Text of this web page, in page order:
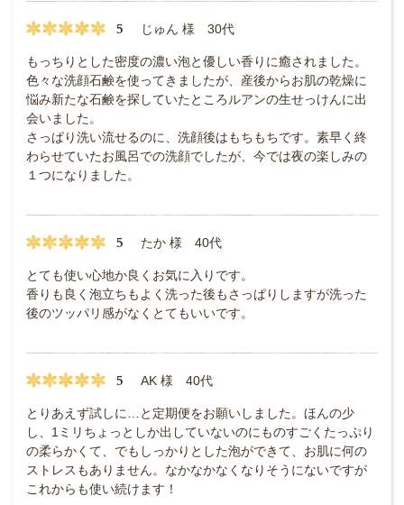
5 じゅん 様 30代
もっちりとした密度の濃い泡と優しい香りに癒されました。
色々な洗顔石鹸を使ってきましたが、産後からお肌の乾燥に
悩み新たな石鹸を探していたところルアンの生せっけんに出
会いました。
さっぱり洗い流せるのに、洗顔後はもちもちです。素早く終
わらせていたお風呂での洗顔でしたが、今では夜の楽しみの
１つになりました。
5 たか 様 40代
とても使い心地か良くお気に入りです。
香りも良く泡立ちもよく洗った後もさっぱりしますが洗った
後のツッパリ感がなくとてもいいです。
5 AK 様 40代
とりあえず試しに…と定期便をお願いしました。ほんの少
し、1ミリちょっとしか出していないのにものすごくたっぷり
の柔らかくて、でもしっかりとした泡ができて、お肌に何の
ストレスもありません。なかなかなくなりそうにないですが
これからも使い続けます！